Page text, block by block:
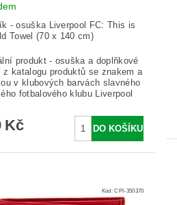
- osuška Liverpool FC: This is
Towel (70 x 140 cm)
produkt - osuška a doplňkové
z katalogu produktů se znakem a
v klubových barvách slavného
fotbalového klubu Liverpool
Kč
Kód:CPI-350370